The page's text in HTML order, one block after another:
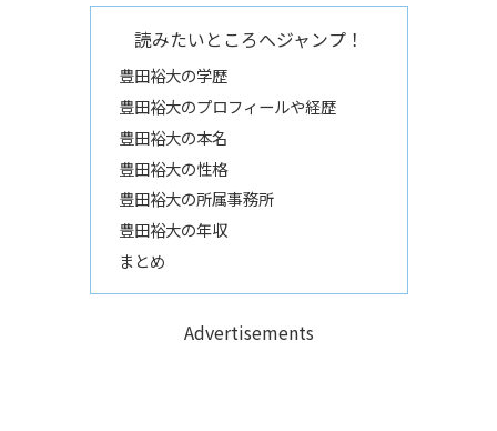
読みたいところへジャンプ！
豊田裕大の学歴
豊田裕大のプロフィールや経歴
豊田裕大の本名
豊田裕大の性格
豊田裕大の所属事務所
豊田裕大の年収
まとめ
Advertisements